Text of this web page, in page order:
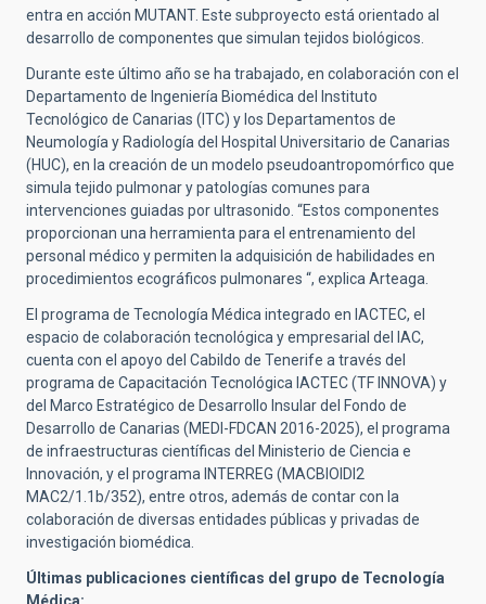
entra en acción MUTANT. Este subproyecto está orientado al
desarrollo de componentes que simulan tejidos biológicos.
Durante este último año se ha trabajado, en colaboración con el
Departamento de Ingeniería Biomédica del Instituto
Tecnológico de Canarias (ITC) y los Departamentos de
Neumología y Radiología del Hospital Universitario de Canarias
(HUC), en la creación de un modelo pseudoantropomórfico que
simula tejido pulmonar y patologías comunes para
intervenciones guiadas por ultrasonido. “Estos componentes
proporcionan una herramienta para el entrenamiento del
personal médico y permiten la adquisición de habilidades en
procedimientos ecográficos pulmonares “, explica Arteaga.
El programa de Tecnología Médica integrado en IACTEC, el
espacio de colaboración tecnológica y empresarial del IAC,
cuenta con el apoyo del Cabildo de Tenerife a través del
programa de Capacitación Tecnológica IACTEC (TF INNOVA) y
del Marco Estratégico de Desarrollo Insular del Fondo de
Desarrollo de Canarias (MEDI-FDCAN 2016-2025), el programa
de infraestructuras científicas del Ministerio de Ciencia e
Innovación, y el programa INTERREG (MACBIOIDI2
MAC2/1.1b/352), entre otros, además de contar con la
colaboración de diversas entidades públicas y privadas de
investigación biomédica.
Últimas publicaciones científicas del grupo de Tecnología
Médica: